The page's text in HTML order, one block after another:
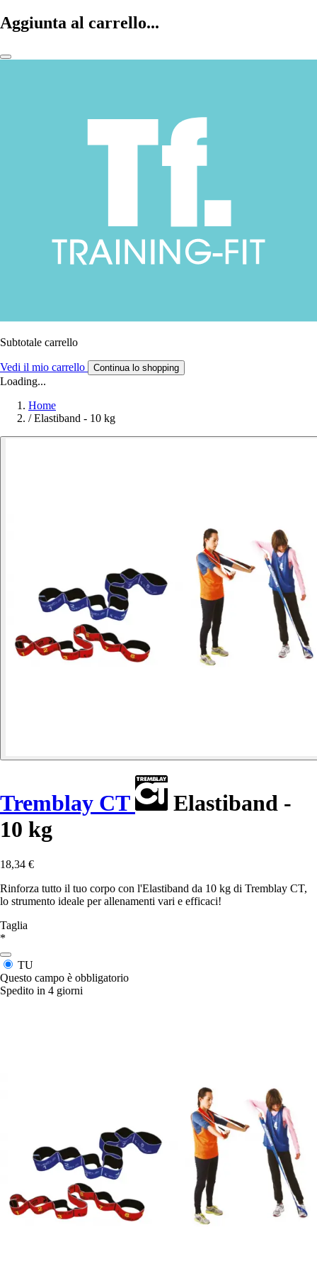
Aggiunta al carrello...
Subtotale carrello
Vedi il mio carrello Continua lo shopping
Loading...
Home
/ Elastiband - 10 kg
Tremblay CT
Elastiband -
10 kg
18,34 €
Rinforza tutto il tuo corpo con l'Elastiband da 10 kg di Tremblay CT,
lo strumento ideale per allenamenti vari e efficaci!
Taglia
*
TU
Questo campo è obbligatorio
Spedito in 4 giorni